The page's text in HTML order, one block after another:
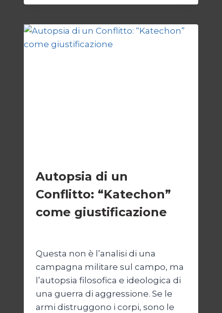
CREPUSCOLO
DIRITTO
Autopsia di un
Conflitto: “Katechon”
come giustificazione
Questa non è l’analisi di una
campagna militare sul campo, ma
l’autopsia filosofica e ideologica di
una guerra di aggressione. Se le
armi distruggono i corpi, sono le